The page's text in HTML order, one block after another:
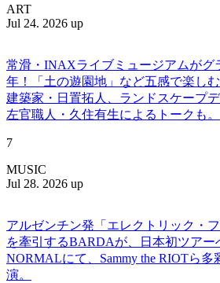
ART
Jul 24. 2026 up
常滑・INAXライブミュージアムがグ
年！「土の遊園地」など五感で楽し
建築家・日置拓人、ランドスケープ
左官職人・久住有生によるトークも。
7
MUSIC
Jul 28. 2026 up
アルゼンチン発「エレクトリック・
を牽引するBARDAが、日本初ツアー
NORMALにて、Sammy the RIOTら
演。